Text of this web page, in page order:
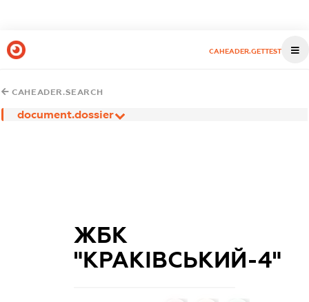
CAHEADER.GETTEST
CAHEADER.SEARCH
document.dossier
ЖБК
"КРАКІВСЬКИЙ-4"